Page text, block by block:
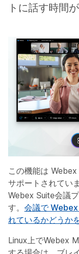
トに話す時間
この機能は
サポートされてい
Webex Suite会議
す。 会議で
れているかどうか
Linux上でWebex